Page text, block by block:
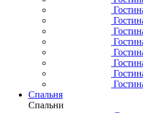
Спальня
Спальни